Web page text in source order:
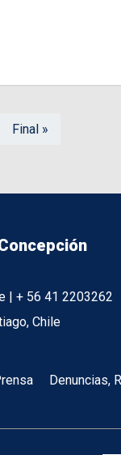
Final »
| + 56 41 2203262
Chile
Denuncias,